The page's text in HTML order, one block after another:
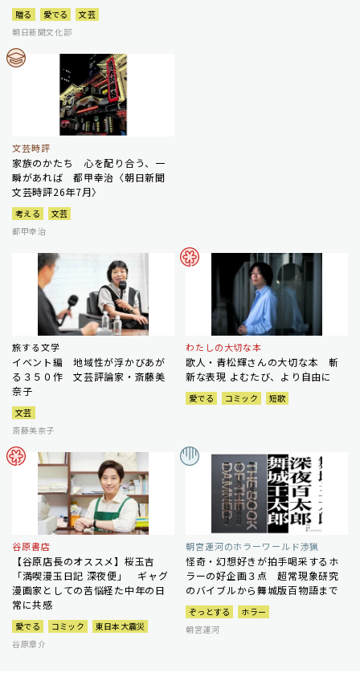
贈る 愛でる
文芸
朝日新聞文化部
文芸時評
家族のかたち 心を配り合う、一
瞬があれば 都甲幸治〈朝日新聞
文芸時評26年7月〉
考える
文芸
都甲幸治
旅する文学
イベント編 地域性が浮かびあが
る３５０作 文芸評論家・斎藤美
奈子
文芸
斎藤美奈子
わたしの大切な本
歌人・青松輝さんの大切な本 斬
新な表現 よむたび、より自由に
愛でる コミック 短歌
谷原書店
【谷原店長のオススメ】桜玉吉
「満喫漫玉日記 深夜便」 ギャグ
漫画家としての苦悩経た中年の日
常に共感
愛でる コミック
東日本大震災
谷原章介
朝宮運河のホラーワールド渉猟
怪奇・幻想好きが拍手喝采するホ
ラーの好企画３点 超常現象研究
のバイブルから舞城版百物語まで
ぞっとする
ホラー
朝宮運河